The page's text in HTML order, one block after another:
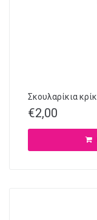
Σκουλαρίκια
€2,00